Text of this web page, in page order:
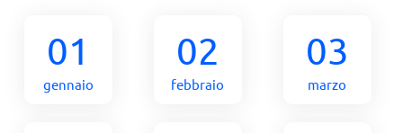
01
gennaio
02
febbraio
03
marzo